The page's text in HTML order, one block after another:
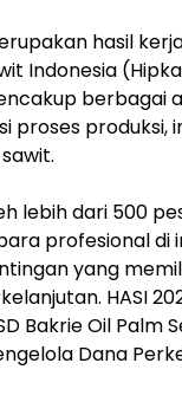
hasil
Indonesia
berbagai
proses
lebih dari 500
profesional di
yang
HASI
Bakrie Oil Palm
Dana